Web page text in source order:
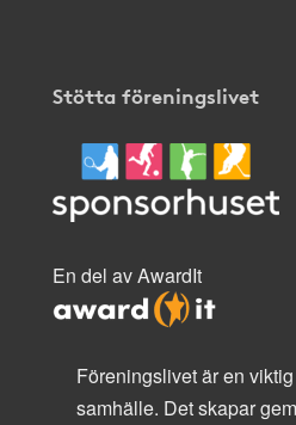
Stötta föreningslivet
En del av AwardIt
Föreningslivet är en
samhälle. Det skapar